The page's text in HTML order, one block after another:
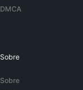
DMCA
Sobre
Sobre